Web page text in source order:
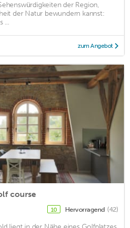
der Region,
der Natur bewundern kannst:
...
zum Angebot
course
10 Hervorragend (42)